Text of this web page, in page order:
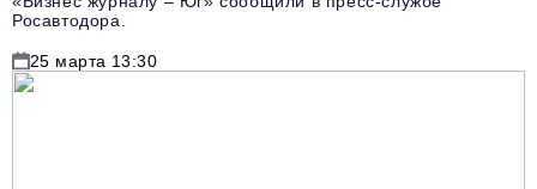
Росавтодора.
25 марта 13:30